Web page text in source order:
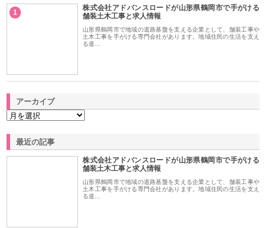
1
株式会社アドバンスロードが山形県鶴岡市で手がける
舗装土木工事と求人情報
山形県鶴岡市で地域の道路基盤を支える企業として、舗装工事や
土木工事を手がける専門会社があります。地域住民の生活を支え
る道…
アーカイブ
最近の記事
株式会社アドバンスロードが山形県鶴岡市で手がける
舗装土木工事と求人情報
山形県鶴岡市で地域の道路基盤を支える企業として、舗装工事や
土木工事を手がける専門会社があります。地域住民の生活を支え
る道…